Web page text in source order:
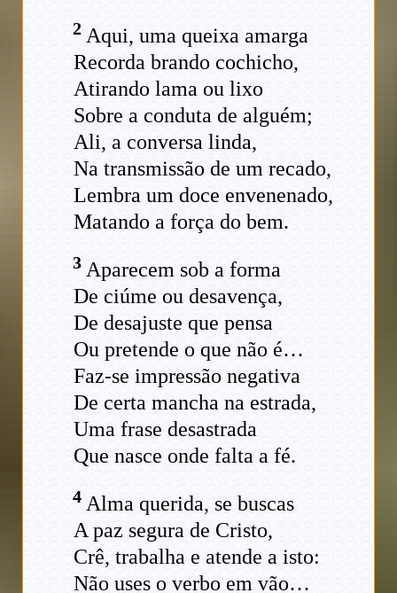
2Aqui, uma queixa amarga
Recorda brando cochicho,
Atirando lama ou lixo
Sobre a conduta de alguém;
Ali, a conversa linda,
Na transmissão de um recado,
Lembra um doce envenenado,
Matando a força do bem.
3Aparecem sob a forma
De ciúme ou desavença,
De desajuste que pensa
Ou pretende o que não é…
Faz-se impressão negativa
De certa mancha na estrada,
Uma frase desastrada
Que nasce onde falta a fé.
4Alma querida, se buscas
A paz segura de Cristo,
Crê, trabalha e atende a isto:
Não uses o verbo em vão…